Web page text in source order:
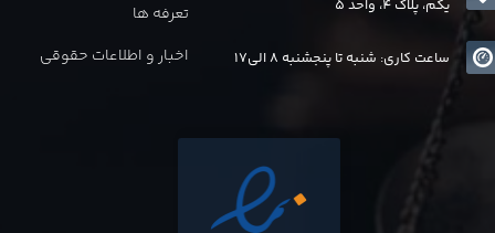
تعرفه ها
اخبار و اطلاعات حقوقی
یکم، پلاک 4، واحد 5
ساعت کاری: شنبه تا پنجشنبه 8 الی17